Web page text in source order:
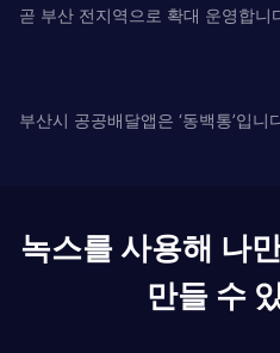
곧 부산 전지역으로 확대 운영합니
부산시 공공배달앱은 ‘동백통’입니
녹스를 사용해 나
만들 수